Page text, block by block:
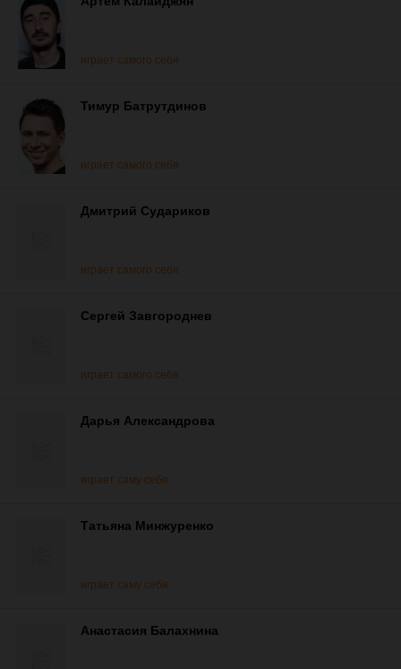
играет самого себя
Тимур Батрутдинов
играет самого себя
Дмитрий Судариков
играет самого себя
Сергей Завгороднев
играет самого себя
Дарья Александрова
играет саму себя
Татьяна Минжуренко
играет саму себя
Анастасия Балахнина